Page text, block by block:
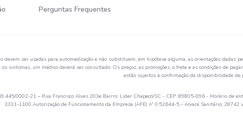
Perguntas Frequentes
devem ser usadas para automedicação e não substituem, em hipótese alguma, as orientações
sintomas, um médico deverá ser consultado. Os preços, as promoções, o frete e as condições de
estão sujeitos à confirmação da disponibilidade de
0002-21 – Rua Francisco Alves 203e Bairro: Lider Chapecó/SC - CEP: 89805-096 - Horário de
3331-1100 Autorização de Funcionamento da Empresa (AFE) nº 0.52644-5 - Alvará Sanitário: 28742